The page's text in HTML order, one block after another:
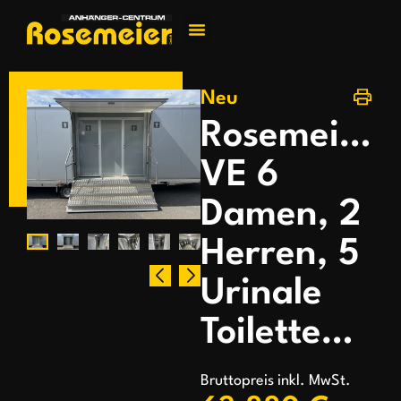
Neu
Rosemeier
VE 6
Damen, 2
Herren, 5
Urinale
Toilettenanhänger
Bruttopreis inkl. MwSt.